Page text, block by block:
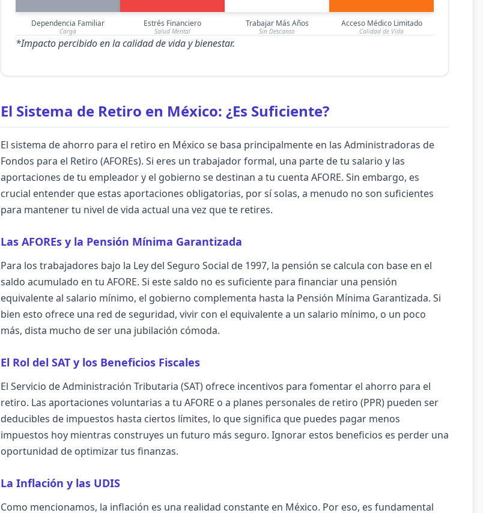
Dependencia Familiar
Carga
Estrés Financiero
Salud Mental
Trabajar Más Años
Sin Descanso
Acceso Médico Limitado
Calidad de Vida
*Impacto percibido en la calidad de vida y bienestar.
El Sistema de Retiro en México: ¿Es Suficiente?
El sistema de ahorro para el retiro en México se basa principalmente en las Administradoras de
Fondos para el Retiro (AFOREs). Si eres un trabajador formal, una parte de tu salario y las
aportaciones de tu empleador y el gobierno se destinan a tu cuenta AFORE. Sin embargo, es
crucial entender que estas aportaciones obligatorias, por sí solas, a menudo no son suficientes
para mantener tu nivel de vida actual una vez que te retires.
Las AFOREs y la Pensión Mínima Garantizada
Para los trabajadores bajo la Ley del Seguro Social de 1997, la pensión se calcula con base en el
saldo acumulado en tu AFORE. Si este saldo no es suficiente para financiar una pensión
equivalente al salario mínimo, el gobierno complementa hasta la Pensión Mínima Garantizada. Si
bien esto ofrece una red de seguridad, vivir con el equivalente a un salario mínimo, o un poco
más, dista mucho de ser una jubilación cómoda.
El Rol del SAT y los Beneficios Fiscales
El Servicio de Administración Tributaria (SAT) ofrece incentivos para fomentar el ahorro para el
retiro. Las aportaciones voluntarias a tu AFORE o a planes personales de retiro (PPR) pueden ser
deducibles de impuestos hasta ciertos límites, lo que significa que puedes pagar menos
impuestos hoy mientras construyes un futuro más seguro. Ignorar estos beneficios es perder una
oportunidad de optimizar tus finanzas.
La Inflación y las UDIS
Como mencionamos, la inflación es una realidad constante en México. Por eso, es fundamental